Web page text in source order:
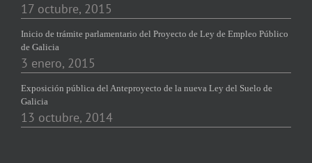
17 octubre, 2015
Inicio de trámite parlamentario del Proyecto de Ley de Empleo Público
de Galicia
3 enero, 2015
Exposición pública del Anteproyecto de la nueva Ley del Suelo de
Galicia
13 octubre, 2014